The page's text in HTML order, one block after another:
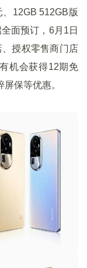
12GB 512GB版
面预订，6月1日
授权零售商门店
机会获得12期免
保等优惠。